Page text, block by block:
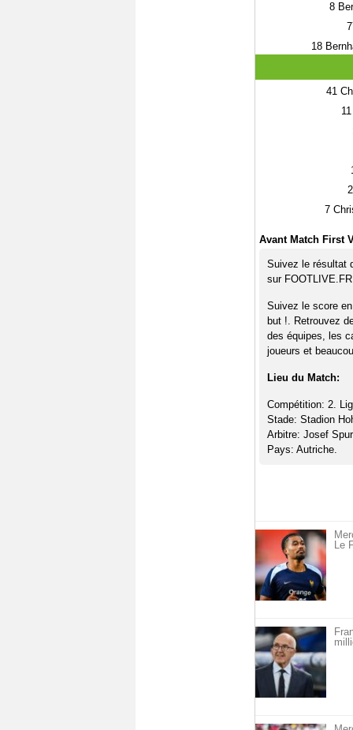
8
18
41
11
7
Avant Match First
Suivez le résultat
sur FOOTLIVE.FR
Suivez le score
but !. Retrouvez
des équipes, les
joueurs et
Lieu du Match:
Compétition: 2.
Stade: Stadion
Arbitre: Josef
Pays: Autriche.
Le